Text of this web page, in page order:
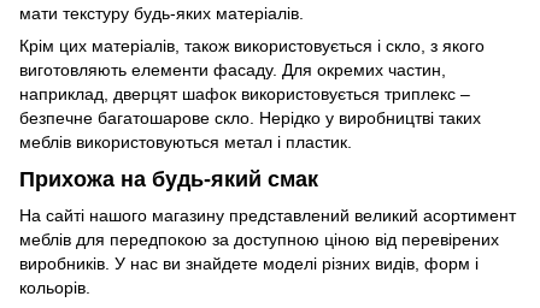
мати текстуру будь-яких матеріалів.
Крім цих матеріалів, також використовується і скло, з якого
виготовляють елементи фасаду. Для окремих частин,
наприклад, дверцят шафок використовується триплекс –
безпечне багатошарове скло. Нерідко у виробництві таких
меблів використовуються метал і пластик.
Прихожа на будь-який смак
На сайті нашого магазину представлений великий асортимент
меблів для передпокою за доступною ціною від перевірених
виробників. У нас ви знайдете моделі різних видів, форм і
кольорів.